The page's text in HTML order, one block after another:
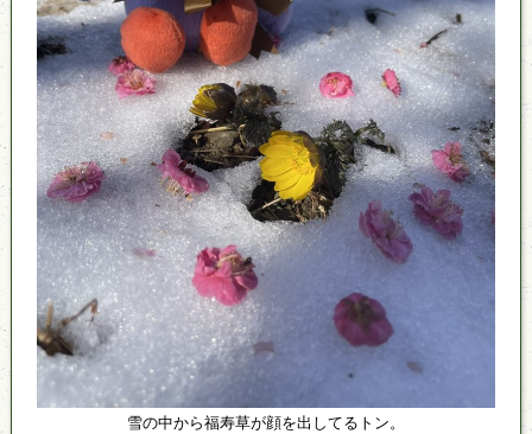
雪の中から福寿草が顔を出してるトン。